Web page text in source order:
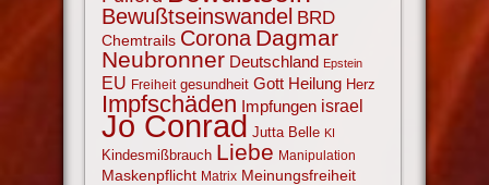
Bewußtseinswandel BRD
Chemtrails Corona Dagmar
Neubronner Deutschland Epstein
EU Freiheit gesundheit Gott Heilung Herz
Impfschäden Impfungen israel
Jo Conrad Jutta Belle KI
Kindesmißbrauch Liebe Manipulation
Maskenpflicht Matrix Meinungsfreiheit